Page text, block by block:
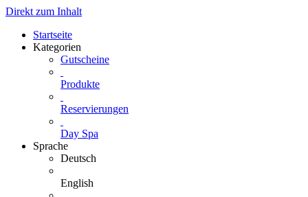
Direkt zum Inhalt
Startseite
Kategorien
Gutscheine
Produkte
Reservierungen
Day Spa
Sprache
Deutsch
English